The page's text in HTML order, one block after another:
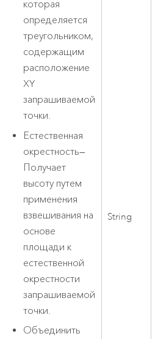
которая
определяется
треугольником,
содержащим
расположение
XY
запрашиваемой
точки.
Естественная
окрестность—
Получает
высоту путем
применения
взвешивания на
основе
площади к
естественной
окрестности
запрашиваемой
точки.
Объединить
String